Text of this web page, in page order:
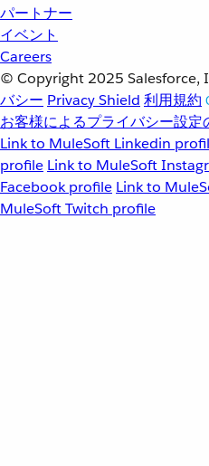
パートナー
イベント
Careers
© Copyright 2025 Salesforce,
バシー Privacy Shield 利用規約
お客様によるプライバシー設定
Link to MuleSoft Linkedin
profile Link to MuleSoft
Facebook profile Link to
MuleSoft Twitch profile